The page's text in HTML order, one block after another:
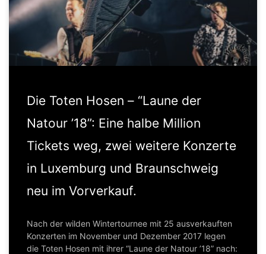
Die Toten Hosen – “Laune der
Natour ’18”: Eine halbe Million
Tickets weg, zwei weitere Konzerte
in Luxemburg und Braunschweig
neu im Vorverkauf.
Nach der wilden Wintertournee mit 25 ausverkauften
Konzerten im November und Dezember 2017 legen
die Toten Hosen mit ihrer “Laune der Natour ’18” nach: